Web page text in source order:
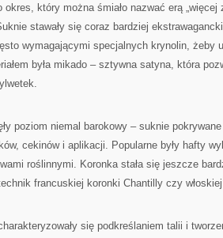
okres, który można śmiało nazwać erą
stawały się coraz bardziej
wymagającymi specjalnych krynolin, żeby
była mikado – sztywna satyna, która
poziom niemal barokowy – suknie
cekinów i aplikacji. Popularne były hafty
roślinnymi. Koronka stała się jeszcze
francuskiej koronki Chantilly czy
się podkreślaniem talii i